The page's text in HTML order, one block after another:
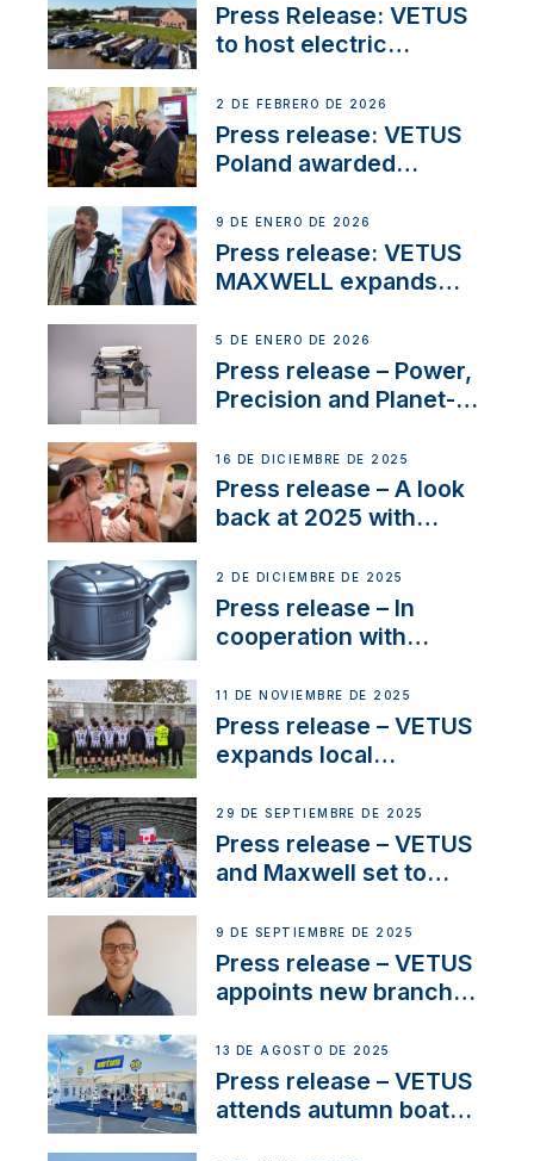
Press Release: VETUS
to host electric
day at the Aqueduct
Marina
2 DE FEBRERO DE 2026
Press release: VETUS
Poland awarded
Company Certification
with distinction
9 DE ENERO DE 2026
Press release: VETUS
MAXWELL expands
customer support and
service
5 DE ENERO DE 2026
Press release – Power,
Precision and Planet-
the New VETUS E-LINE
22 kW
16 DE DICIEMBRE DE 2025
Press release – A look
back at 2025 with
2 DE DICIEMBRE DE 2025
Press release – In
cooperation with
extends existing NMEA
2000® PGN to include
waterlock temperature
11 DE NOVIEMBRE DE 2025
Press release – VETUS
expands local
next-generation talent
and celebrate maritime
heritage
29 DE SEPTIEMBRE DE 2025
Press release – VETUS
and Maxwell set to
OEM’s and
stakeholders in Europe
and North America
9 DE SEPTIEMBRE DE 2025
Press release – VETUS
appoints new branch
operations in France
13 DE AGOSTO DE 2025
Press release – VETUS
attends autumn boat